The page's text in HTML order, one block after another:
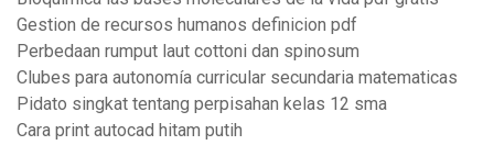
Gestion de recursos humanos definicion pdf
Perbedaan rumput laut cottoni dan spinosum
Clubes para autonomía curricular secundaria matematicas
Pidato singkat tentang perpisahan kelas 12 sma
Cara print autocad hitam putih